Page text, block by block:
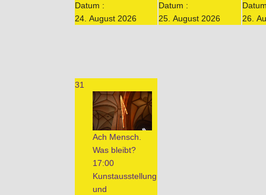
Datum :
24. August 2026
Datum :
25. August 2026
26.
31
Ach Mensch.
Was bleibt?
17:00
Kunstausstellung
und